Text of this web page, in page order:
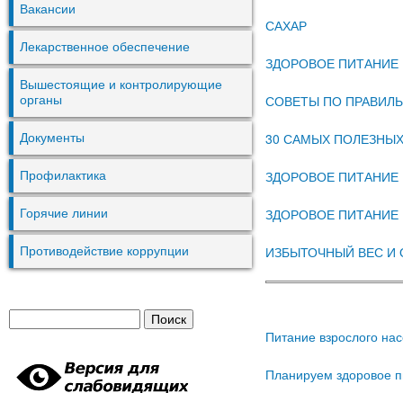
САХАР
ЗДОРОВОЕ
СОВЕТЫ ПО
30 САМЫХ
ЗДОРОВОЕ ПИТАНИЕ
ЗДОРОВОЕ ПИТАНИЕ
ИЗБЫТОЧНЫЙ ВЕС И
Питание взрослого
Планируем здоровое
Вакансии
Лекарственное обеспечение
Вышестоящие и контролирующие
органы
Документы
Профилактика
Горячие линии
Противодействие коррупции
Ф
о